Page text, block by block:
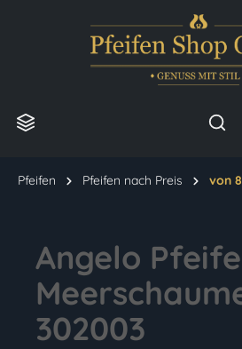
Pfeifen Pfeifen nach Preis von
Angelo
302003